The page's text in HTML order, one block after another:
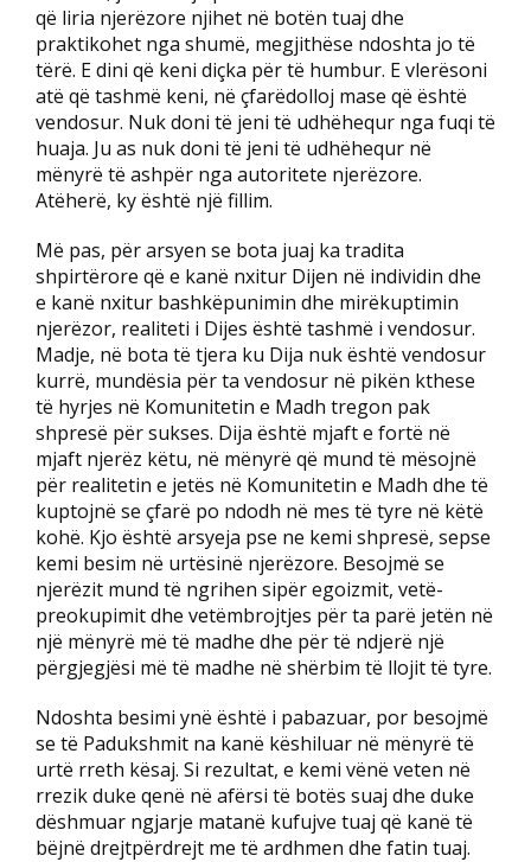
që liria njerëzore njihet në botën tuaj dhe
praktikohet nga shumë, megjithëse ndoshta jo të
tërë. E dini që keni diçka për të humbur. E vlerësoni
atë që tashmë keni, në çfarëdolloj mase që është
vendosur. Nuk doni të jeni të udhëhequr nga fuqi të
huaja. Ju as nuk doni të jeni të udhëhequr në
mënyrë të ashpër nga autoritete njerëzore.
Atëherë, ky është një fillim.
Më pas, për arsyen se bota juaj ka tradita
shpirtërore që e kanë nxitur Dijen në individin dhe
e kanë nxitur bashkëpunimin dhe mirëkuptimin
njerëzor, realiteti i Dijes është tashmë i vendosur.
Madje, në bota të tjera ku Dija nuk është vendosur
kurrë, mundësia për ta vendosur në pikën kthese
të hyrjes në Komunitetin e Madh tregon pak
shpresë për sukses. Dija është mjaft e fortë në
mjaft njerëz këtu, në mënyrë që mund të mësojnë
për realitetin e jetës në Komunitetin e Madh dhe të
kuptojnë se çfarë po ndodh në mes të tyre në këtë
kohë. Kjo është arsyeja pse ne kemi shpresë, sepse
kemi besim në urtësinë njerëzore. Besojmë se
njerëzit mund të ngrihen sipër egoizmit, vetë-
preokupimit dhe vetëmbrojtjes për ta parë jetën në
një mënyrë më të madhe dhe për të ndjerë një
përgjegjësi më të madhe në shërbim të llojit të tyre.
Ndoshta besimi ynë është i pabazuar, por besojmë
se të Padukshmit na kanë këshiluar në mënyrë të
urtë rreth kësaj. Si rezultat, e kemi vënë veten në
rrezik duke qenë në afërsi të botës suaj dhe duke
dëshmuar ngjarje matanë kufujve tuaj që kanë të
bëjnë drejtpërdrejt me të ardhmen dhe fatin tuaj.